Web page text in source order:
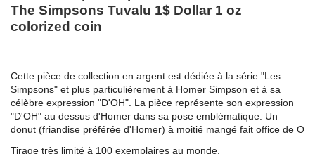
The Simpsons Tuvalu 1$ Dollar 1 oz
colorized coin
Cette pièce de collection en argent est dédiée à la série "Les
Simpsons" et plus particulièrement à Homer Simpson et à sa
célèbre expression "D'OH". La pièce représente son expression
"D'OH" au dessus d'Homer dans sa pose emblématique. Un
donut (friandise préférée d'Homer) à moitié mangé fait office de O
Tirage très limité à 100 exemplaires au monde.